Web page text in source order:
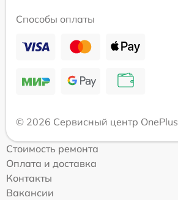
Способы оплаты
© 2026 Сервисный центр OnePlus
Стоимость ремонта
Оплата и доставка
Контакты
Вакансии